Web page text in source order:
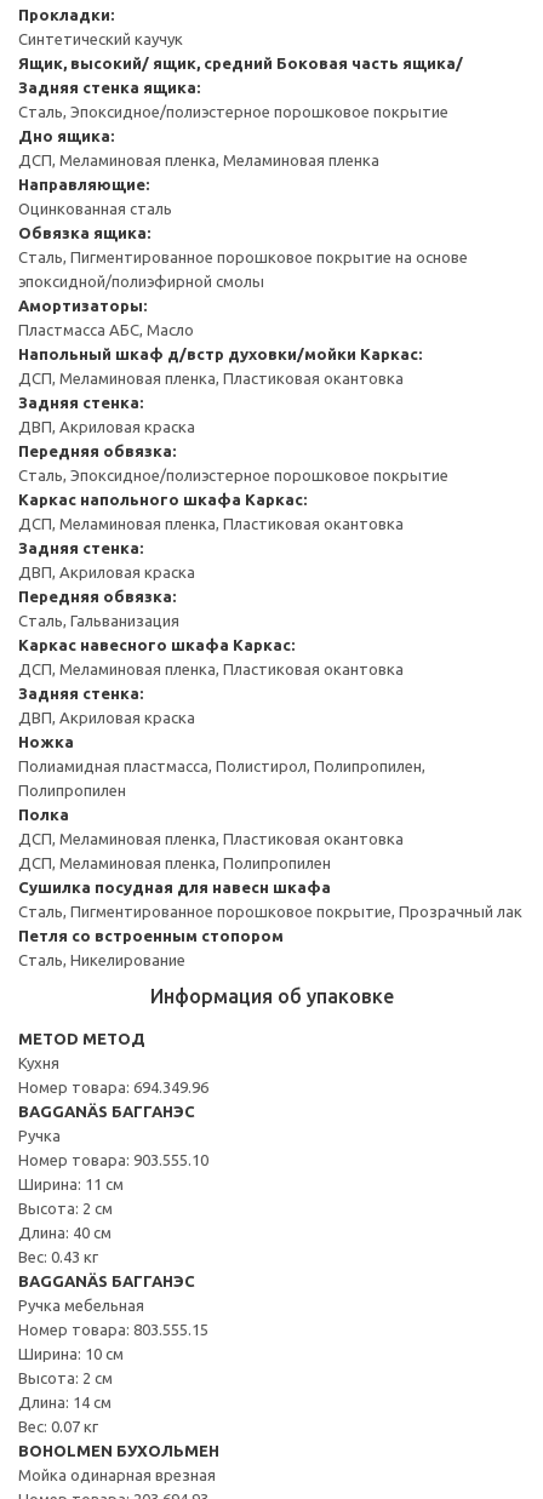
Прокладки:
Синтетический каучук
Ящик, высокий/ ящик, средний Боковая часть ящика/
Задняя стенка ящика:
Сталь, Эпоксидное/полиэстерное порошковое покрытие
Дно ящика:
ДСП, Меламиновая пленка, Меламиновая пленка
Направляющие:
Оцинкованная сталь
Обвязка ящика:
Сталь, Пигментированное порошковое покрытие на основе
эпоксидной/полиэфирной смолы
Амортизаторы:
Пластмасса АБС, Масло
Напольный шкаф д/встр духовки/мойки Каркас:
ДСП, Меламиновая пленка, Пластиковая окантовка
Задняя стенка:
ДВП, Акриловая краска
Передняя обвязка:
Сталь, Эпоксидное/полиэстерное порошковое покрытие
Каркас напольного шкафа Каркас:
ДСП, Меламиновая пленка, Пластиковая окантовка
Задняя стенка:
ДВП, Акриловая краска
Передняя обвязка:
Сталь, Гальванизация
Каркас навесного шкафа Каркас:
ДСП, Меламиновая пленка, Пластиковая окантовка
Задняя стенка:
ДВП, Акриловая краска
Ножка
Полиамидная пластмасса, Полистирол, Полипропилен,
Полипропилен
Полка
ДСП, Меламиновая пленка, Пластиковая окантовка
ДСП, Меламиновая пленка, Полипропилен
Сушилка посудная для навесн шкафа
Сталь, Пигментированное порошковое покрытие, Прозрачный лак
Петля со встроенным стопором
Сталь, Никелирование
Информация об упаковке
METOD МЕТОД
Кухня
Номер товара: 694.349.96
BAGGANÄS БАГГАНЭС
Ручка
Номер товара: 903.555.10
Ширина: 11 см
Высота: 2 см
Длина: 40 см
Вес: 0.43 кг
BAGGANÄS БАГГАНЭС
Ручка мебельная
Номер товара: 803.555.15
Ширина: 10 см
Высота: 2 см
Длина: 14 см
Вес: 0.07 кг
BOHOLMEN БУХОЛЬМЕН
Мойка одинарная врезная